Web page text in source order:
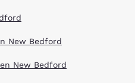
New Bedford
New Bedford